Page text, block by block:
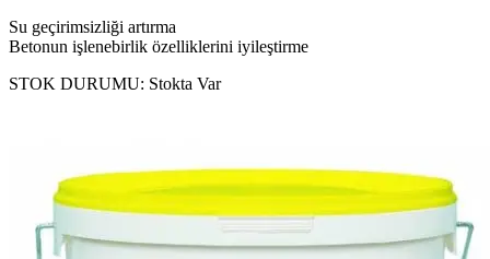
Su geçirimsizliği artırma
Betonun işlenebirlik özelliklerini iyileştirme
STOK DURUMU: Stokta Var